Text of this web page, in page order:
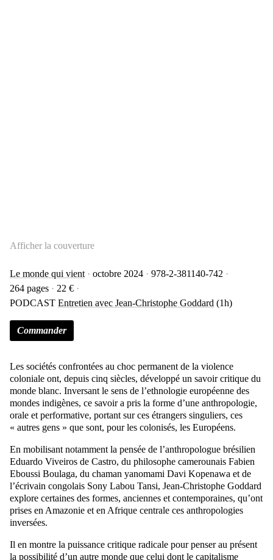
Afficher la couverture
Le monde qui vient octobre 2024
978-2-381140-742
264 pages
22 €
PODCAST Entretien avec Jean-Christophe Goddard (1h)
Commander
Les sociétés confrontées au choc permanent de la violence
coloniale ont, depuis cinq siècles, développé un savoir critique du
monde blanc. Inversant le sens de l’ethnologie européenne des
mondes indigènes, ce savoir a pris la forme d’une anthropologie,
orale et performative, portant sur ces étrangers singuliers, ces
« autres gens » que sont, pour les colonisés, les Européens.
En mobilisant notamment la pensée de l’anthropologue brésilien
Eduardo Viveiros de Castro, du philosophe camerounais Fabien
Eboussi Boulaga, du chaman yanomami Davi Kopenawa et de
l’écrivain congolais Sony Labou Tansi, Jean-Christophe Goddard
explore certaines des formes, anciennes et contemporaines, qu’ont
prises en Amazonie et en Afrique centrale ces anthropologies
inversées.
Il en montre la puissance critique radicale pour penser au présent
la possibilité d’un autre monde que celui dont le capitalisme